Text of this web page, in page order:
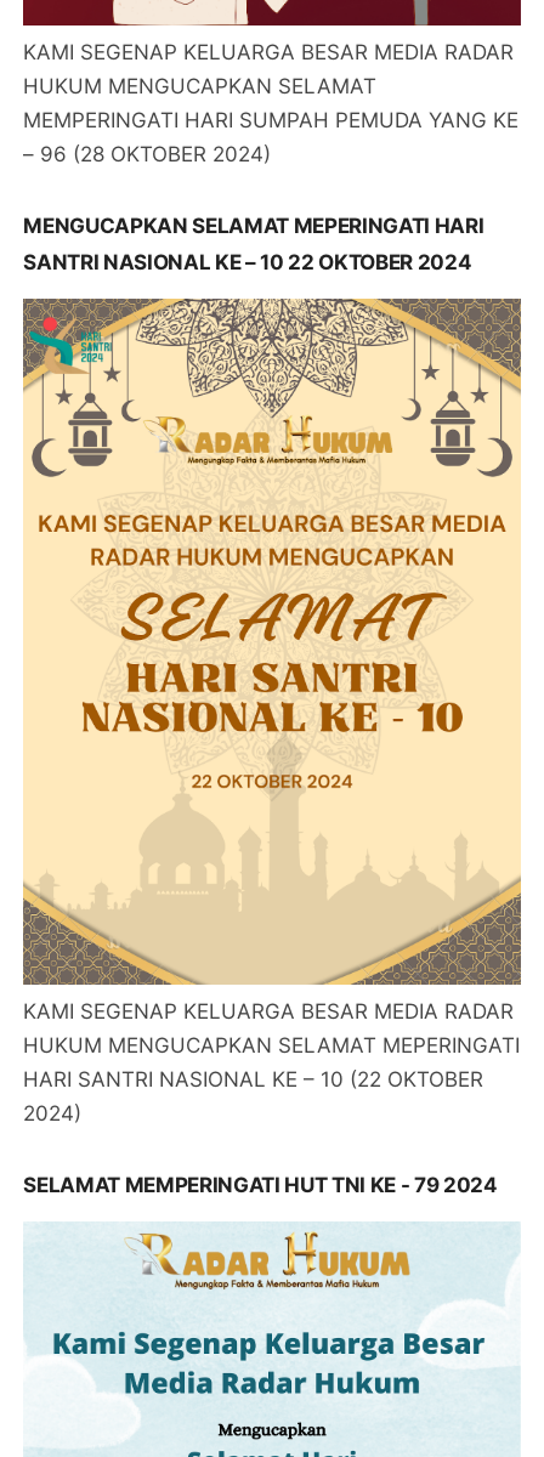
KAMI SEGENAP KELUARGA BESAR MEDIA RADAR
HUKUM MENGUCAPKAN SELAMAT
MEMPERINGATI HARI SUMPAH PEMUDA YANG KE
– 96 (28 OKTOBER 2024)
MENGUCAPKAN SELAMAT MEPERINGATI HARI
SANTRI NASIONAL KE – 10 22 OKTOBER 2024
KAMI SEGENAP KELUARGA BESAR MEDIA RADAR
HUKUM MENGUCAPKAN SELAMAT MEPERINGATI
HARI SANTRI NASIONAL KE – 10 (22 OKTOBER
2024)
SELAMAT MEMPERINGATI HUT TNI KE - 79 2024